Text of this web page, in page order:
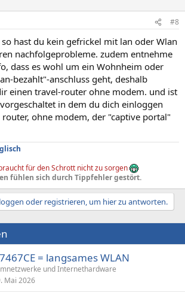
#8
hast du kein gefrickel mit lan oder Wlan
nachfolgeprobleme. zudem entnehme
dass es wohl um ein Wohnheim oder
bezahlt"-anschluss geht, deshalb
einen travel-router ohne modem. und ist
in dem du dich einloggen
ohne modem, der "captive portal"
für den Schrott nicht zu sorgen
fühlen sich durch Tippfehler gestört.
oder registrieren, um hier zu antworten.
= langsames WLAN
und Internethardware
Mai 2026